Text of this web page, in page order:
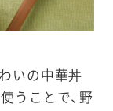
いの中華丼
うことで、野